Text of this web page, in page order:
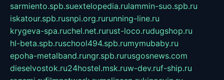
sarmiento.spb.suextelopedia.rulammin-suo.spb.ru
iskatour.spb.rusnpi.org.rurunning-line.ru
krygeva-spa.ruchel.net.rurust-loco.rudugshop.ru
hl-beta.spb.ruschool494.spb.rumymubaby.ru
epoha-metalband.rungr.spb.rurusgosnews.com
dieselvostok.ru24hostel.msk.ruw-dev.ruf-ship.ru